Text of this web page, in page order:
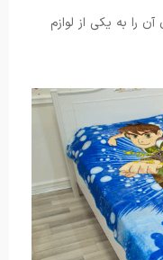
به یکی از لوازم